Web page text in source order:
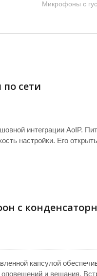
Микрофоны с
сети
интеграции AoIP.
настройки. Его
подавления
с
капсулой
и вещания.